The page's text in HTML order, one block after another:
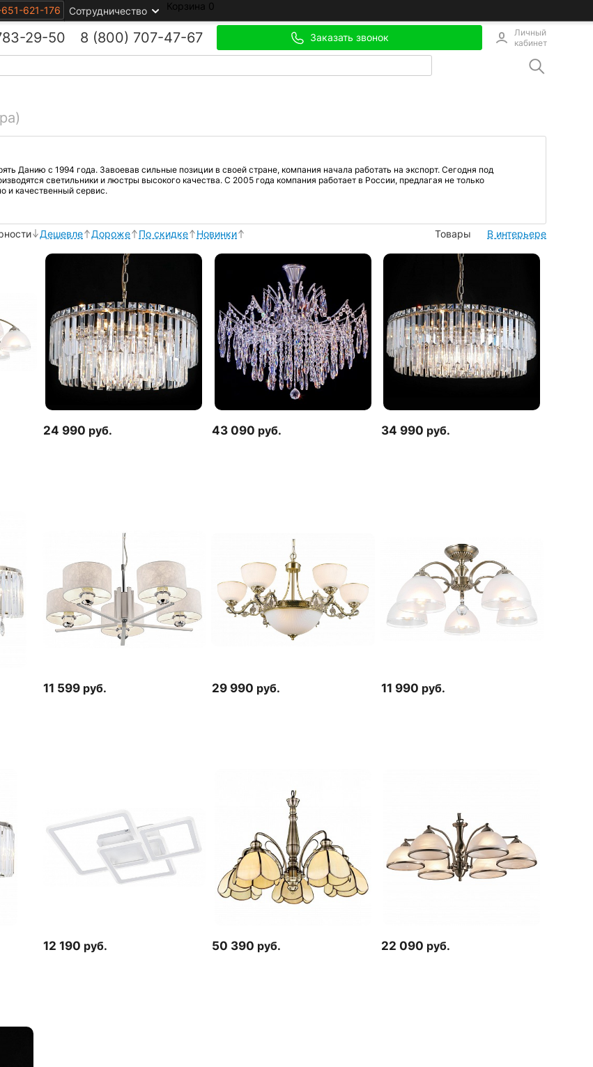
651-621-176 Сотрудничество Корзина 0
29-50 8 (800) 707-47-67 Заказать звонок
Личный
кабинет
Данию с 1994 года. Завоевав сильные позиции в своей стране, компания начала работать на экспорт. Сегодня под
светильники и люстры высокого качества. С 2005 года компания работает в России, предлагая не только
и качественный сервис.
Дешевле Дороже По скидке Новинки Товары В интерьере
24 990 руб. 43 090 руб. 34 990 руб.
11 599 руб. 29 990 руб. 11 990 руб.
12 190 руб. 50 390 руб. 22 090 руб.